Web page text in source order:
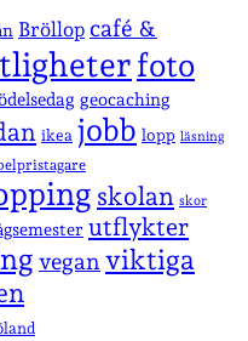
Bröllop café &
foto
geocaching
ikea jobb lopp läsning
skolan skor
utflykter
vegan viktiga